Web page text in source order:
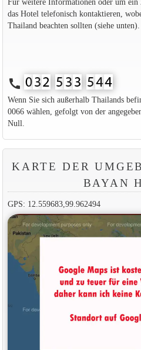
Für weitere Informationen oder um ein
das Hotel telefonisch kontaktieren,
Thailand beachten sollten (siehe unten).
call
Wenn Sie sich außerhalb Thailands
0066 wählen, gefolgt von der
Null.
KARTE DER
BAYAN
GPS: 12.559683,99.962494